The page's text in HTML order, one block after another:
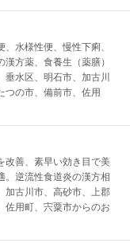
水様性便、慢性下痢、
方薬、食養生（薬膳）
水区、明石市、加古川
つの市、備前市、佐用
改善、素早い効き目で美
。逆流性食道炎の漢方相
加古川市、高砂市、上郡
佐用町、宍粟市からのお